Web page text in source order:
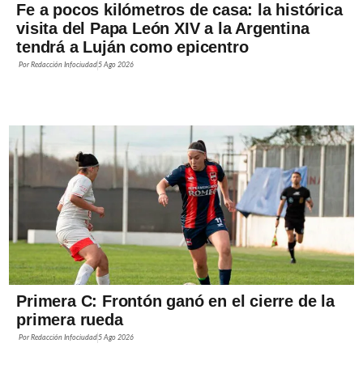
Fe a pocos kilómetros de casa: la histórica
visita del Papa León XIV a la Argentina
tendrá a Luján como epicentro
PorRedacción Infociudad5 Ago 2026
Primera C: Frontón ganó en el cierre de la
primera rueda
PorRedacción Infociudad5 Ago 2026